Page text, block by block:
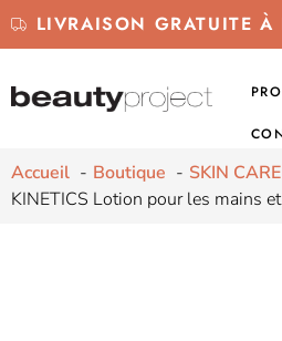
LIVRAISON GRATUITE À
Accueil Boutique
SKIN CARE
KINETICS Lotion pour les mains